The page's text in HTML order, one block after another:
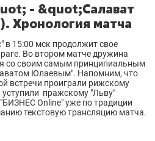
- &quot;Салават
Хронология матча
в 15:00 мск продолжит свое
Во втором матче дружина
со своим самым принципиальным
Юлаевым". Напомним, что
встречи проиграли рижскому
пражскому "Льву"
Online" уже по традиции
текстовую трансляцию матча.